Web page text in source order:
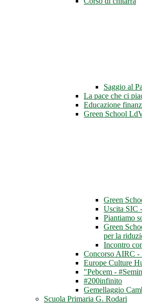
Saggio al
La pace che ci
Educazione
Green School
Green
Uscita SIC
Piantiamo
Green
per la
Incontro
Concorso AIRC -
Europe Culture
"Pebcem -
#200infinito
Gemellaggio
Scuola Primaria G. Rodari